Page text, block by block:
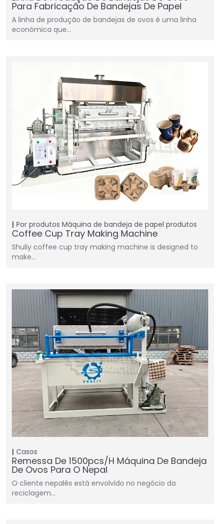
Para Fabricação De Bandejas De Papel
A linha de produção de bandejas de ovos é uma linha
económica que…
Por produtos Máquina de bandeja de papel produtos
Coffee Cup Tray Making Machine
Shuliy coffee cup tray making machine is designed to
make…
Casos
Remessa De 1500pcs/h Máquina De Bandeja
De Ovos Para O Nepal
O cliente nepalês está envolvido no negócio da
reciclagem…